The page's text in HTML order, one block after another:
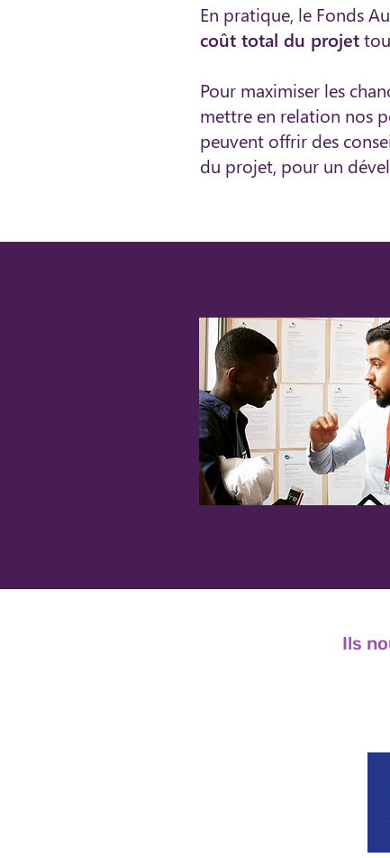
En pratique, le Fonds
coût total du projet
Pour maximiser les
mettre en relation nos
peuvent offrir des
du projet, pour un
Ils